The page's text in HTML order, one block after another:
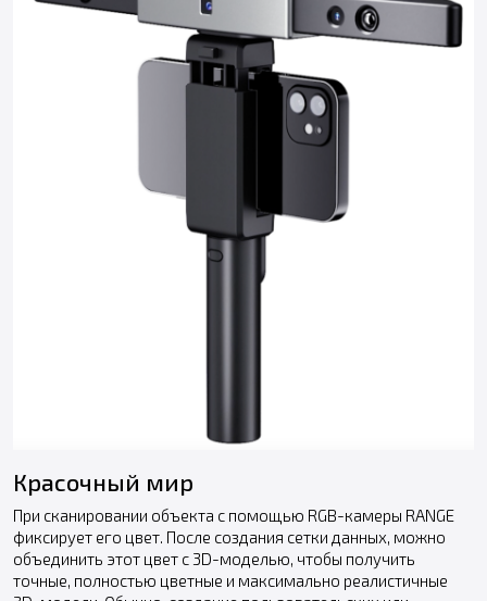
Красочный мир
При сканировании объекта с помощью RGB-камеры RANGE
фиксирует его цвет. После создания сетки данных, можно
объединить этот цвет с 3D-моделью, чтобы получить
точные, полностью цветные и максимально реалистичные